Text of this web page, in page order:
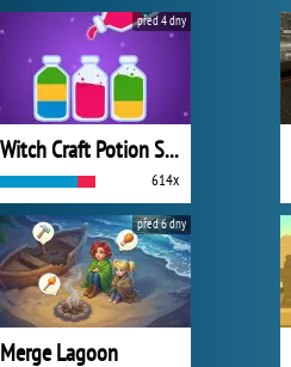
Witch Craft Potion Sort
614x
před 4 dny
Merge Lagoon
před 6 dny